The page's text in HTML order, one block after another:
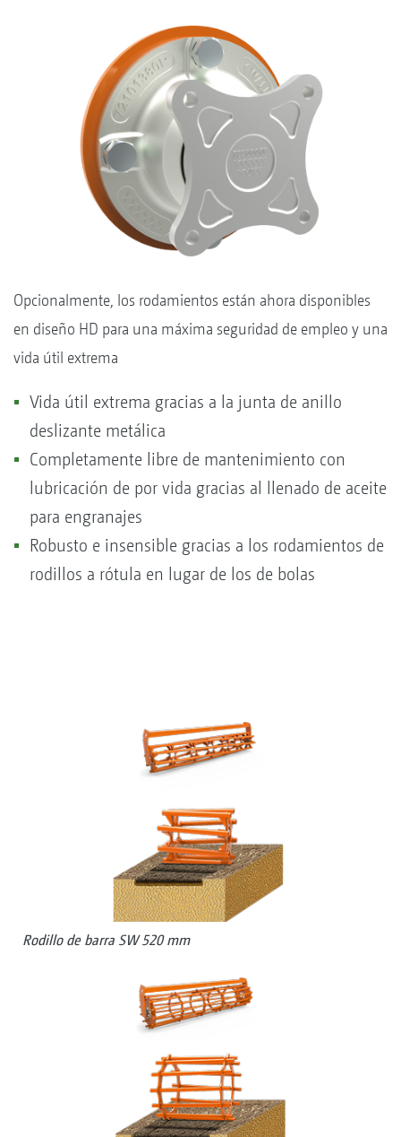
Opcionalmente, los rodamientos están ahora disponibles
en diseño HD para una máxima seguridad de empleo y una
vida útil extrema
Vida útil extrema gracias a la junta de anillo
deslizante metálica
Completamente libre de mantenimiento con
lubricación de por vida gracias al llenado de aceite
para engranajes
Robusto e insensible gracias a los rodamientos de
rodillos a rótula en lugar de los de bolas
Rodillo de barra SW 520 mm